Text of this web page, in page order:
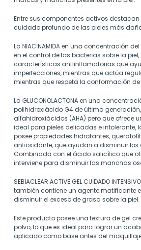
Entre sus componentes activos
cuidado profundo de las pieles más
La NIACINAMIDA en una concentración
en el control de las bacterias sobre la
características antiinflamatorias que
imperfecciones, mientras que actúa
mientras que respeta la conformación de
La GLUCONOLACTONA en una
polihidroxiácido G4 de última
alfahidroxiácidos (AHA) pero que ofrece
ideal para pieles delicadas e
posee propiedades hidratantes,
antioxidante, que ayudan a disminuir los
Combinada con el ácido salicílico que
interviene para disminuir las manchas
SEBIACLEAR ACTIVE GEL CUIDADO
también contiene un agente matificante
disminuir el exceso de grasa sobre la piel.
Este producto posee una textura de gel
polvo, lo que es ideal para lograr un
aplicado como base antes del